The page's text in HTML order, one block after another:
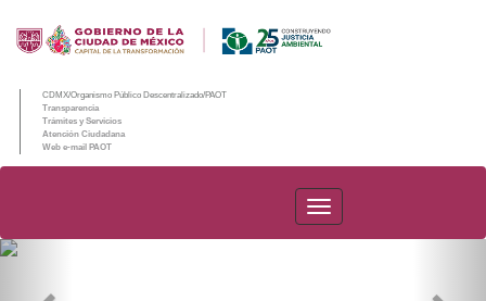
CDMX/Organismo Público Descentralizado/PAOT
Transparencia
Trámites y Servicios
Atención Ciudadana
Web e-mail PAOT
PAOT